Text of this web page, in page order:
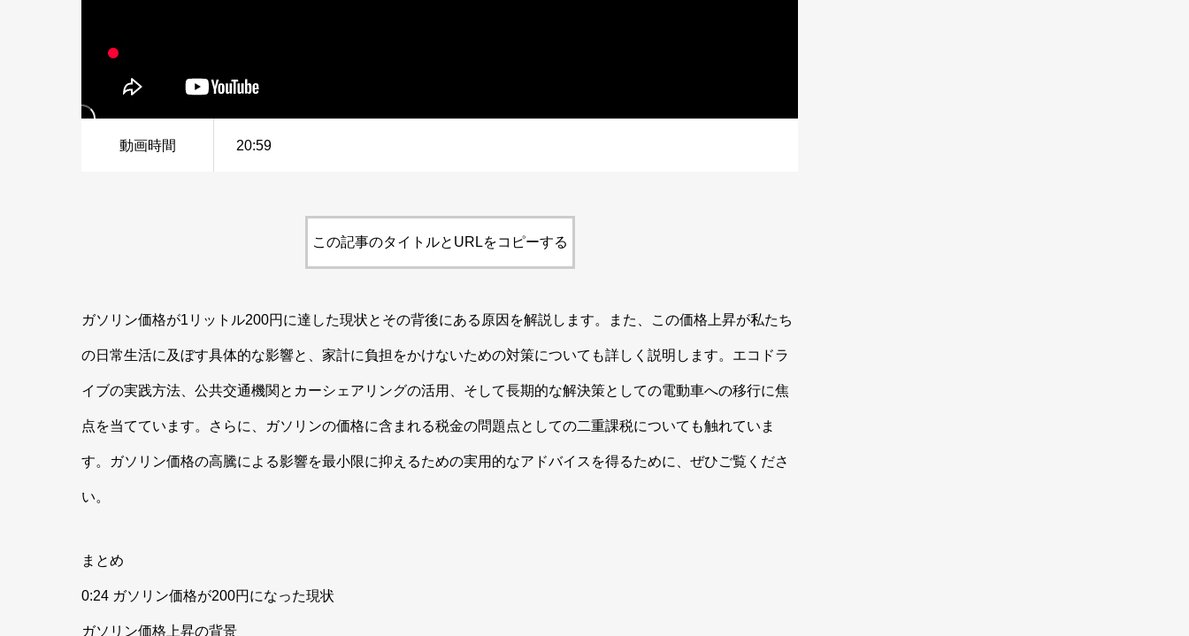
動画時間 20:59
この記事のタイトルとURLをコピーする
ガソリン価格が1リットル200円に達した現状とその背後にある原因を解説します。また、この価格上昇が私たち
の日常生活に及ぼす具体的な影響と、家計に負担をかけないための対策についても詳しく説明します。エコドラ
イブの実践方法、公共交通機関とカーシェアリングの活用、そして長期的な解決策としての電動車への移行に焦
点を当てています。さらに、ガソリンの価格に含まれる税金の問題点としての二重課税についても触れていま
す。ガソリン価格の高騰による影響を最小限に抑えるための実用的なアドバイスを得るために、ぜひご覧くださ
い。
まとめ
0:24 ガソリン価格が200円になった現状
ガソリン価格上昇の背景